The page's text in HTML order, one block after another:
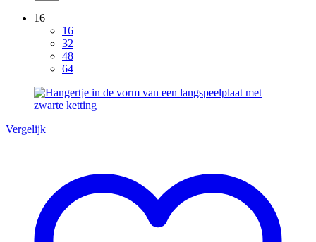
16
16
32
48
64
Vergelijk